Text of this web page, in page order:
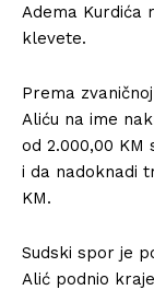
Adema Kurdića
klevete.
Prema
Aliću na ime
od 2.000,00
i da nadoknadi
KM. ​
Sudski spor je
Alić podnio